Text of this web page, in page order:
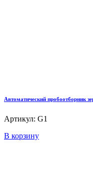
Автоматический пробоотборник
Артикул: G1
В корзину